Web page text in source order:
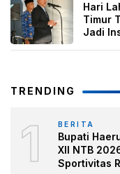
Hari
Timur
Jadi
TRENDING
1 BERITA
Bupati
XII NTB
Sportivitas